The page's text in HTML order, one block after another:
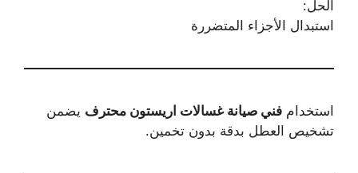
الحل:
استبدال الأجزاء المتضررة
استخدام فني صيانة غسالات اريستون محترف يضمن
تشخيص العطل بدقة بدون تخمين.